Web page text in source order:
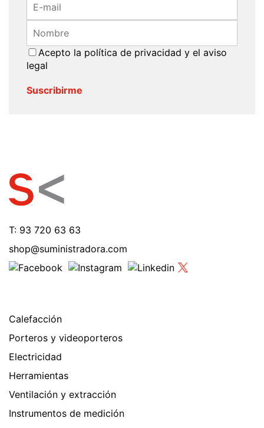
Acepto la política de privacidad y el aviso
legal
T: 93 720 63 63
shop@suministradora.com
Calefacción
Porteros y videoporteros
Electricidad
Herramientas
Ventilación y extracción
Instrumentos de medición